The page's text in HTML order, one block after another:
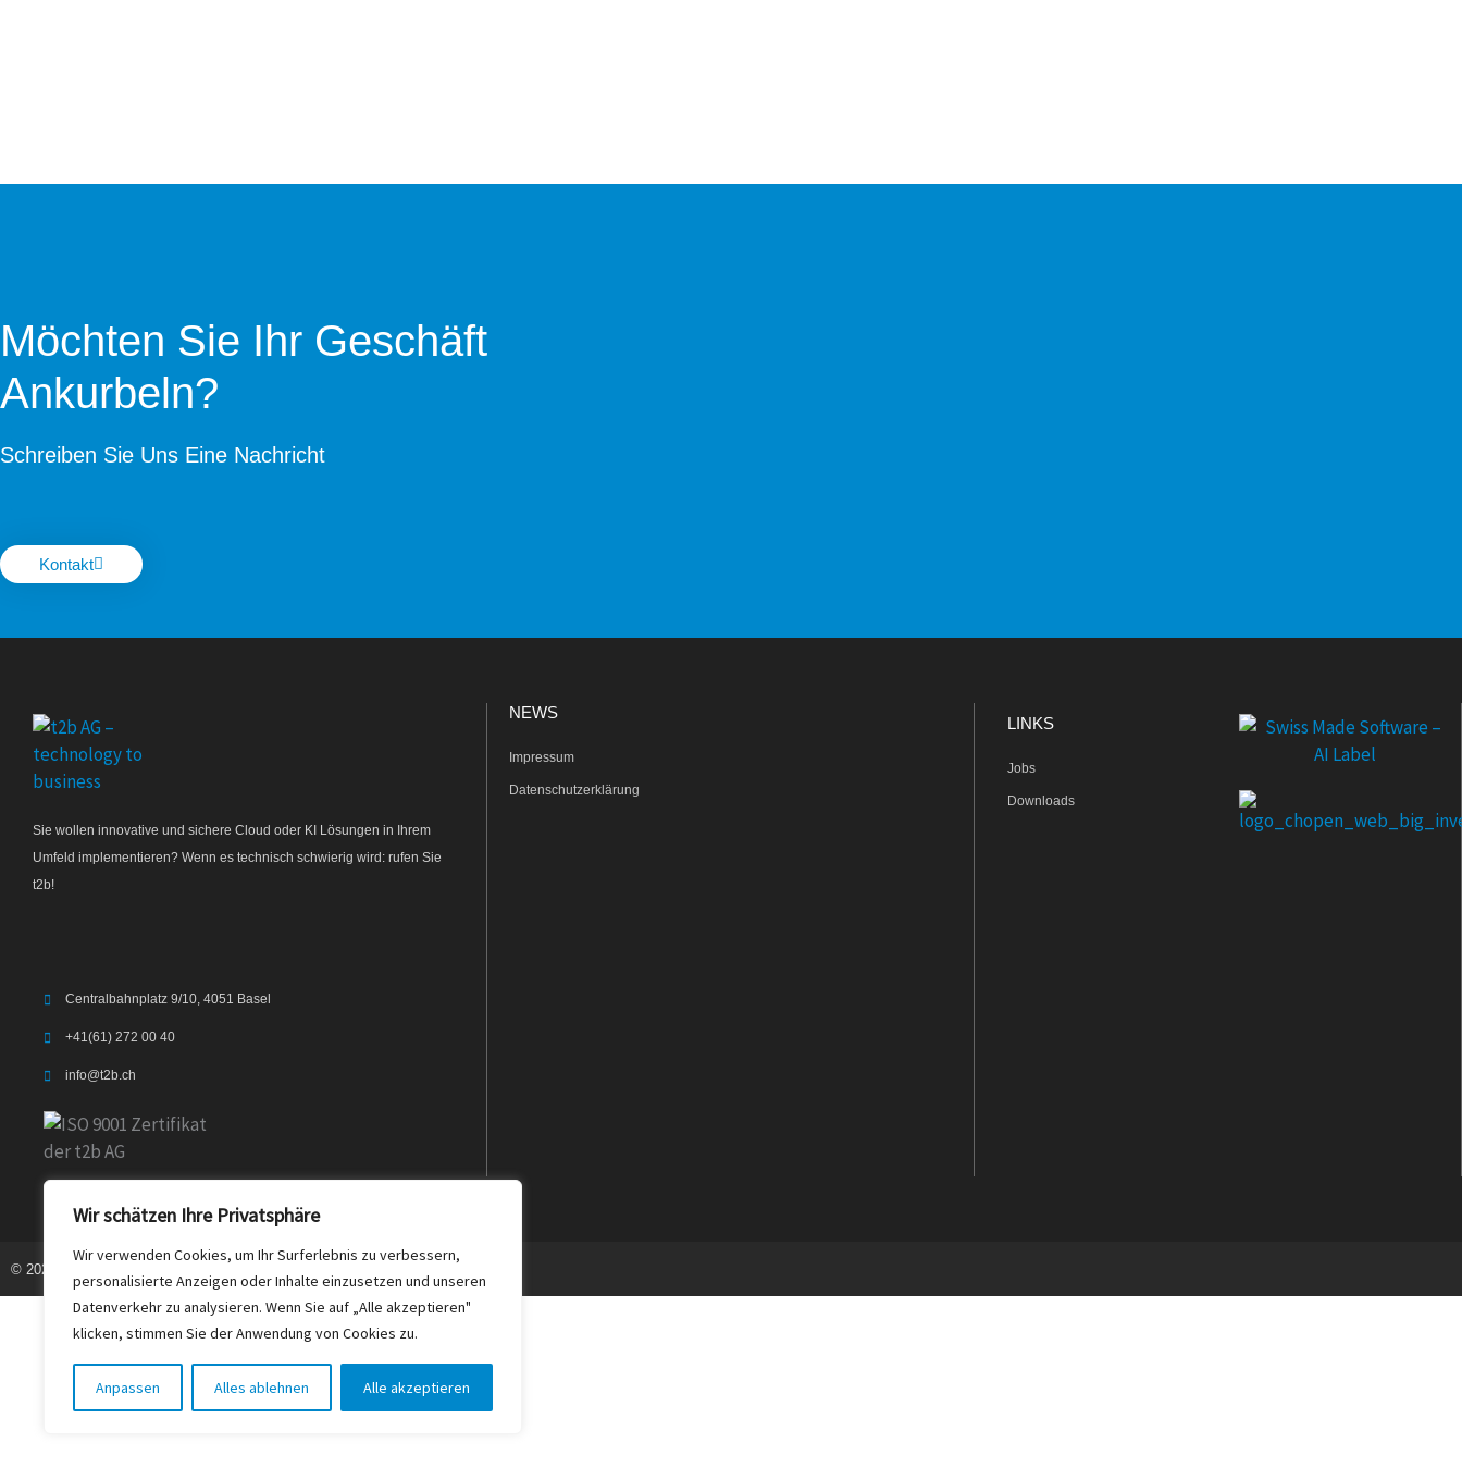
Wir schätzen Ihre Privatsphäre
Wir verwenden Cookies, um Ihr Surferlebnis zu verbessern,
personalisierte Anzeigen oder Inhalte einzusetzen und unseren
Datenverkehr zu analysieren. Wenn Sie auf „Alle akzeptieren"
klicken, stimmen Sie der Anwendung von Cookies zu.
Anpassen Alles ablehnen Alle akzeptieren
Möchten Sie Ihr Geschäft
Ankurbeln?
Schreiben Sie Uns Eine Nachricht
Kontakt
Sie wollen innovative und sichere Cloud oder KI Lösungen in Ihrem
Umfeld implementieren? Wenn es technisch schwierig wird: rufen Sie
t2b!
Centralbahnplatz 9/10, 4051 Basel
+41(61) 272 00 40
info@t2b.ch
NEWS
Impressum
Datenschutzerklärung
LINKS
Jobs
Downloads
© 2023 t2b.ch. Alle Rechte vorbehalten